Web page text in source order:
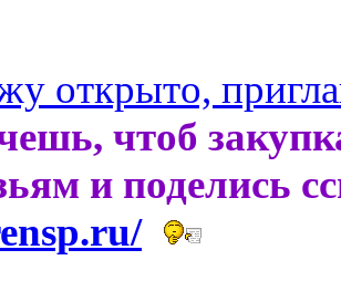
открыто,
чтоб
и поделись